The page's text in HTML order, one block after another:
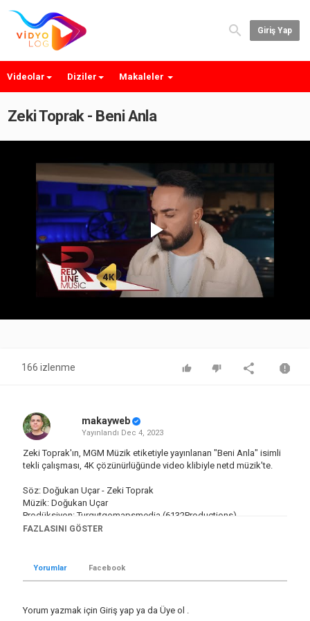
Giriş Yap
Videolar Diziler Makaleler
Zeki Toprak - Beni Anla
Play
Video
166 izlenme
makayweb
Yayınlandı Dec 4, 2023
Zeki Toprak'ın, MGM Müzik etiketiyle yayınlanan "Beni Anla" isimli
tekli çalışması, 4K çözünürlüğünde video klibiyle netd müzik'te.
Söz: Doğukan Uçar - Zeki Toprak
Müzik: Doğukan Uçar
Prodüksiyon: Turgutgomapsmedia (6132Productions)
Düzenleme: Cem Demirci
Color Grading: Nihat Ulaş
Yürek ağlıyor
FAZLASINI GÖSTER
Yorumlar Facebook
Yorum yazmak için Giriş yap ya da Üye ol .